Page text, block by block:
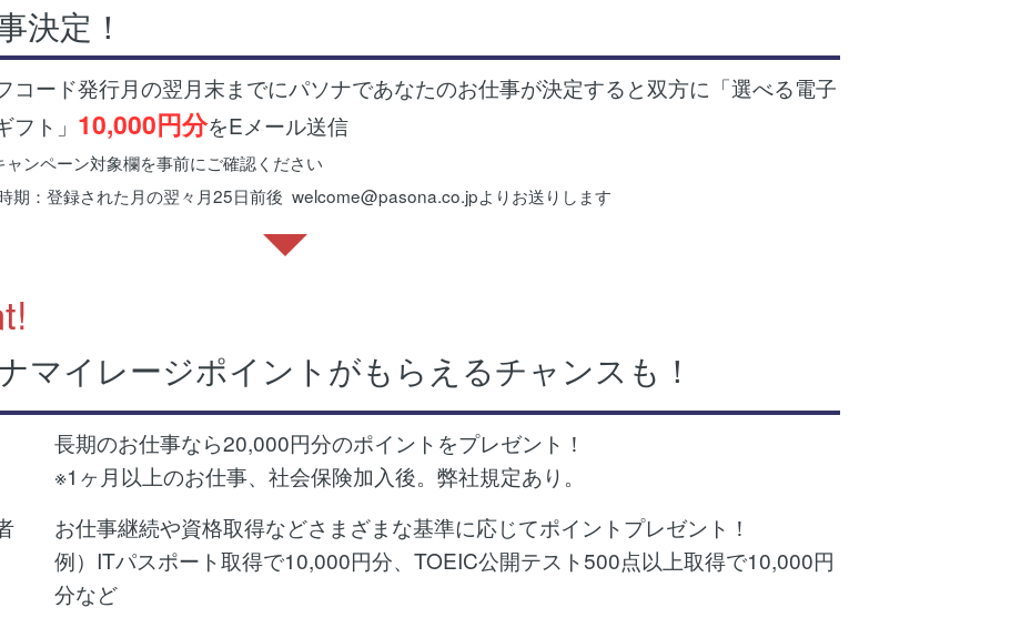
決定！
コード発行月の翌月末までにパソナであなたのお仕事が決定すると双方に「選べる電子
フト」 10,000円分をEメール送信
ャンペーン対象欄を事前にご確認ください
期：登録された月の翌々月25日前後 welcome@pasona.co.jpよりお送りします
マイレージポイントがもらえるチャンスも！
長期のお仕事なら20,000円分のポイントをプレゼント！
※1ヶ月以上のお仕事、社会保険加入後。弊社規定あり。
お仕事継続や資格取得などさまざまな基準に応じてポイントプレゼント！
例）ITパスポート取得で10,000円分、TOEIC公開テスト500点以上取得で10,000円
分など